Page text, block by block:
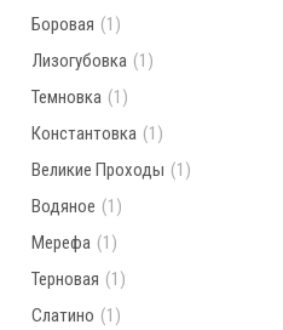
Боровая (1)
Лизогубовка (1)
Темновка (1)
Константовка (1)
Великие Проходы (1)
Водяное (1)
Мерефа (1)
Терновая (1)
Слатино (1)